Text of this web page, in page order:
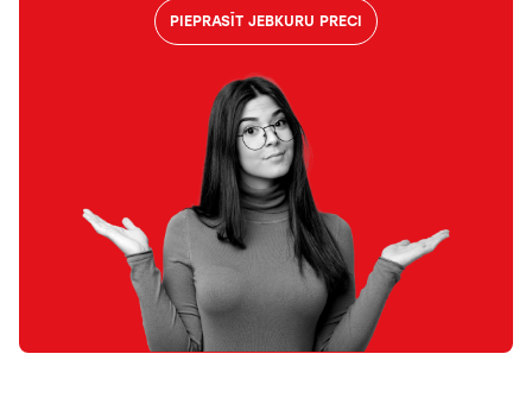
PIEPRASĪT JEBKURU PRECI